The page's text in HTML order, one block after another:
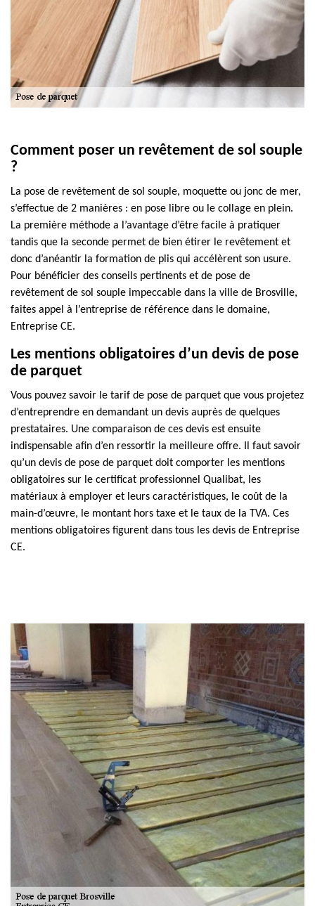
Comment poser un revêtement de sol souple
?
La pose de revêtement de sol souple, moquette ou jonc de mer,
s’effectue de 2 manières : en pose libre ou le collage en plein.
La première méthode a l’avantage d’être facile à pratiquer
tandis que la seconde permet de bien étirer le revêtement et
donc d’anéantir la formation de plis qui accélèrent son usure.
Pour bénéficier des conseils pertinents et de pose de
revêtement de sol souple impeccable dans la ville de Brosville,
faites appel à l’entreprise de référence dans le domaine,
Entreprise CE.
Les mentions obligatoires d’un devis de pose
de parquet
Vous pouvez savoir le tarif de pose de parquet que vous projetez
d’entreprendre en demandant un devis auprès de quelques
prestataires. Une comparaison de ces devis est ensuite
indispensable afin d’en ressortir la meilleure offre. Il faut savoir
qu’un devis de pose de parquet doit comporter les mentions
obligatoires sur le certificat professionnel Qualibat, les
matériaux à employer et leurs caractéristiques, le coût de la
main-d’œuvre, le montant hors taxe et le taux de la TVA. Ces
mentions obligatoires figurent dans tous les devis de Entreprise
CE.